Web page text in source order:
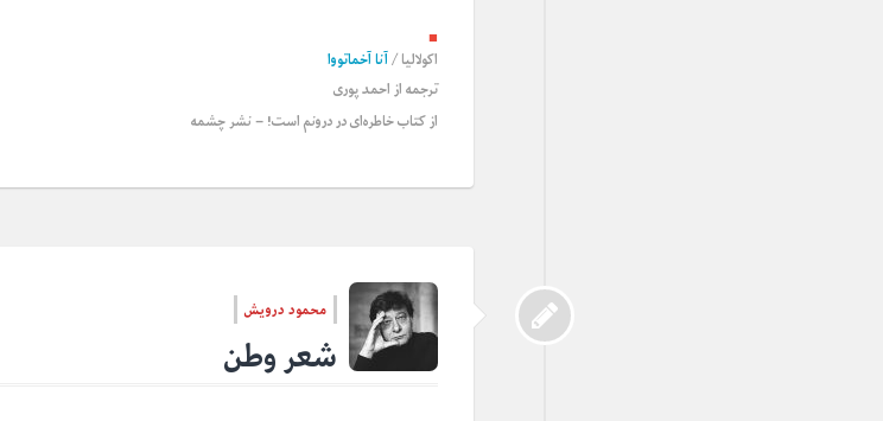
■
اکولالیا/آنا آخماتووا
ترجمه ازاحمد پوری
از کتاب خاطره‌ای در درونم است! – نشر چشمه
محمود درویش
شعر وطن